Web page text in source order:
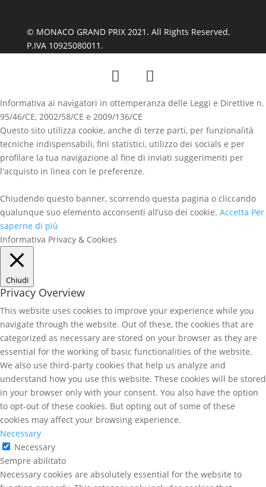
© MONACO GRAND PRIX 2021. All Rights Reserved.
P.IVA 10925080011.
Informativa ai navigatori in ottemperanza delle Leggi e Direttive n.
95/46/CE, 2002/58/CE e 2009/136/CE
Questo sito utilizza cookie, anche di terze parti, per funzionalità
tecniche indispensabili, fini statistici, utilizzo dei socials e per
profilare la tua navigazione al fine di inviati suggerimenti per
l'acquisto in linea con le preferenze.
Chiudendo questo banner, scorrendo questa pagina o cliccando
qualunque suo elemento acconsenti all’uso dei cookie. Accetta Per
saperne di più
Informativa Privacy & Cookies
Chiudi
Privacy Overview
This website uses cookies to improve your experience while you
navigate through the website. Out of these, the cookies that are
categorized as necessary are stored on your browser as they are
essential for the working of basic functionalities of the website.
We also use third-party cookies that help us analyze and
understand how you use this website. These cookies will be stored
in your browser only with your consent. You also have the option
to opt-out of these cookies. But opting out of some of these
cookies may affect your browsing experience.
Necessary
Necessary
Sempre abilitato
Necessary cookies are absolutely essential for the website to